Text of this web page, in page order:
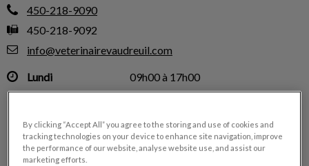
450-218-9090
450-218-9092
info@veterinairevaudreuil.com
Lundi
09h00 à 17h00
Mardi
09h00 à 17h00
Jeudi
09h00 à 17h00
Vendredi
09h00 à 17h00
By clicking “Accept All” you agree to the storing and use of cookies and
tracking technologies on your device to enhance site navigation, improve
the performance of our website, analyse website use, and assist our
marketing efforts.